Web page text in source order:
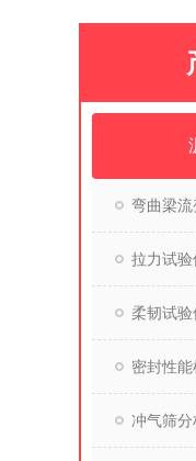
弯曲梁流
拉力试验
柔韧试验
密封性
冲气筛分